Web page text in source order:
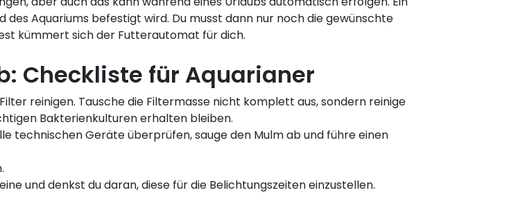
Aquariums befestigt wird. Du musst dann nur noch die gewünschte
kümmert sich der Futterautomat für dich.
Checkliste für Aquarianer
reinigen. Tausche die Filtermasse nicht komplett aus, sondern reinige
Bakterienkulturen erhalten bleiben.
technischen Geräte überprüfen, sauge den Mulm ab und führe einen
und denkst du daran, diese für die Belichtungszeiten einzustellen.